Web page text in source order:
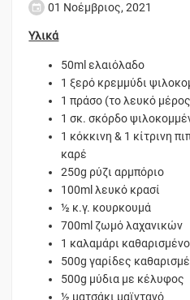
01 Νοέμβριος, 2021
Υλικά
50ml ελαιόλαδο
1 ξερό κρεμμύδι
1 πράσο (το λευκό
1 σκ. σκόρδο
1 κόκκινη & 1 κίτρινη
καρέ
250g ρύζι αρμπόριο
100ml λευκό κρασί
½ κ.γ. κουρκουμά
700ml ζωμό λαχανικών
1 καλαμάρι
500g γαρίδες
500g μύδια με κέλυφος
½ ματσάκι μαϊντανό